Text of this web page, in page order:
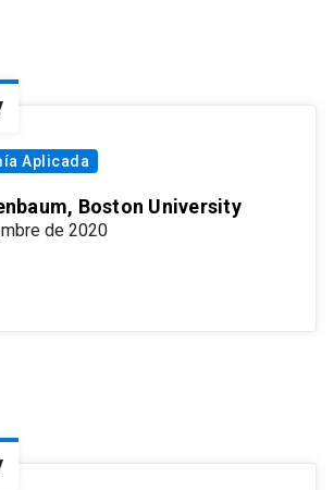
Aplicada
Boston University
de 2020